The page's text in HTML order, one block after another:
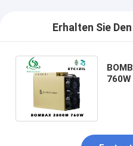
Erhalten Sie